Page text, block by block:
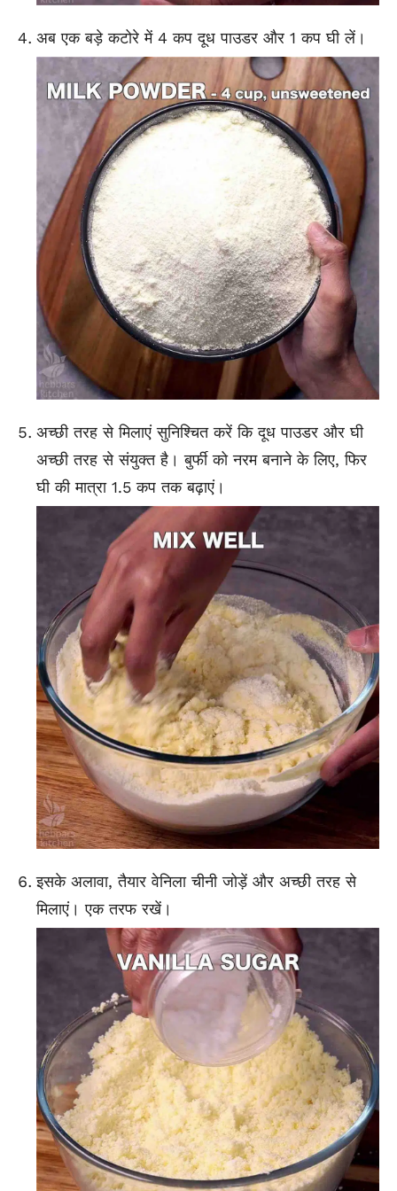
अब एक बड़े कटोरे में 4 कप दूध पाउडर और 1 कप घी लें।
अच्छी तरह से मिलाएं सुनिश्चित करें कि दूध पाउडर और घी
अच्छी तरह से संयुक्त है। बुर्फी को नरम बनाने के लिए, फिर
घी की मात्रा 1.5 कप तक बढ़ाएं।
इसके अलावा, तैयार वेनिला चीनी जोड़ें और अच्छी तरह से
मिलाएं। एक तरफ रखें।